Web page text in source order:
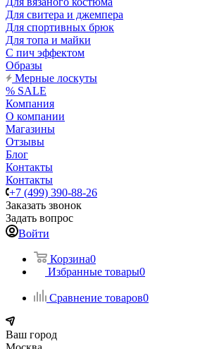
Для свитера и джемпера
Для спортивных брюк
Для топа и майки
С пич эффектом
Образы
Мерные лоскуты
% SALE
Компания
О компании
Магазины
Отзывы
Блог
Контакты
Контакты
+7 (499) 390-88-26
Заказать звонок
Задать вопрос
Войти
Корзина0
Избранные товары0
Сравнение товаров0
Ваш город